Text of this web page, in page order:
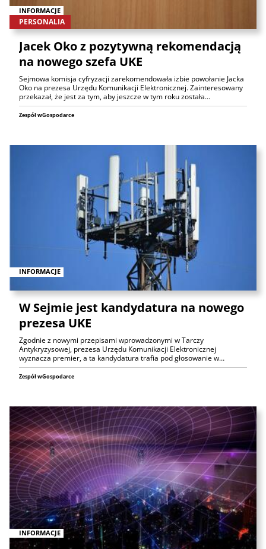
INFORMACJE
PERSONALIA
Jacek Oko z pozytywną rekomendacją
na nowego szefa UKE
Sejmowa komisja cyfryzacji zarekomendowała izbie powołanie Jacka
Oko na prezesa Urzędu Komunikacji Elektronicznej. Zainteresowany
przekazał, że jest za tym, aby jeszcze w tym roku została…
Zespół wGospodarce
INFORMACJE
W Sejmie jest kandydatura na nowego
prezesa UKE
Zgodnie z nowymi przepisami wprowadzonymi w Tarczy
Antykryzysowej, prezesa Urzędu Komunikacji Elektronicznej
wyznacza premier, a ta kandydatura trafia pod głosowanie w…
Zespół wGospodarce
INFORMACJE